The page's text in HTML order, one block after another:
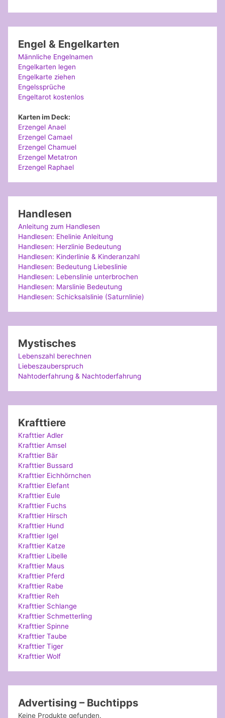
Engel & Engelkarten
Männliche Engelnamen
Engelkarten legen
Engelkarte ziehen
Engelssprüche
Engeltarot kostenlos
Karten im Deck:
Erzengel Anael
Erzengel Camael
Erzengel Chamuel
Erzengel Metatron
Erzengel Raphael
Handlesen
Anleitung zum Handlesen
Handlesen: Ehelinie Anleitung
Handlesen: Herzlinie Bedeutung
Handlesen: Kinderlinie & Kinderanzahl
Handlesen: Bedeutung Liebeslinie
Handlesen: Lebenslinie unterbrochen
Handlesen: Marslinie Bedeutung
Handlesen: Schicksalslinie (Saturnlinie)
Mystisches
Lebenszahl berechnen
Liebeszauberspruch
Nahtoderfahrung & Nachtoderfahrung
Krafttiere
Krafttier Adler
Krafttier Amsel
Krafttier Bär
Krafttier Bussard
Krafttier Eichhörnchen
Krafttier Elefant
Krafttier Eule
Krafttier Fuchs
Krafttier Hirsch
Krafttier Hund
Krafttier Igel
Krafttier Katze
Krafttier Libelle
Krafttier Maus
Krafttier Pferd
Krafttier Rabe
Krafttier Reh
Krafttier Schlange
Krafttier Schmetterling
Krafttier Spinne
Krafttier Taube
Krafttier Tiger
Krafttier Wolf
Advertising – Buchtipps
Keine Produkte gefunden.